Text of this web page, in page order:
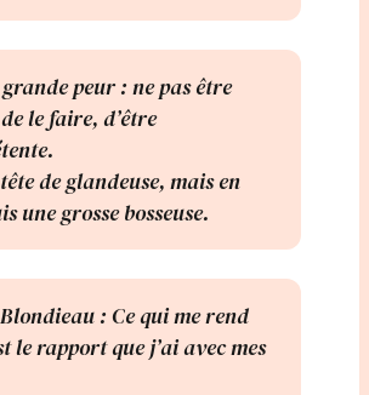
peur : ne pas être
le faire, d’être
de glandeuse, mais en
une grosse bosseuse.
: Ce qui me rend
le rapport que j’ai avec mes